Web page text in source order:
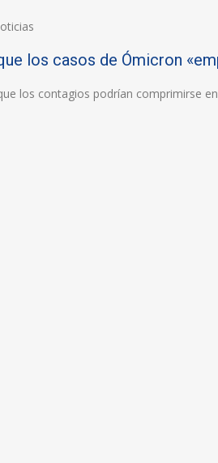
los casos de Ómicron
los contagios podrían comprimirse